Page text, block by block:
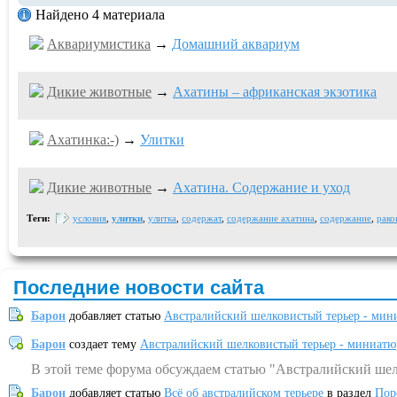
Найдено 4 материала
Аквариумистика → Домашний аквариум
Дикие животные → Ахатины – африканская экзотика
Ахатинка:-) → Улитки
Дикие животные → Ахатина. Содержание и уход
Теги: условия улитки улитка содержат, содержание ахатина содержание
Последние новости сайта
Барон добавляет статью Австралийский шелковистый терьер -
Барон создает тему Австралийский шелковистый терьер -
В этой теме форума обсуждаем статью "Австралийский
Барон добавляет статью Всё об австралийском терьере в раздел